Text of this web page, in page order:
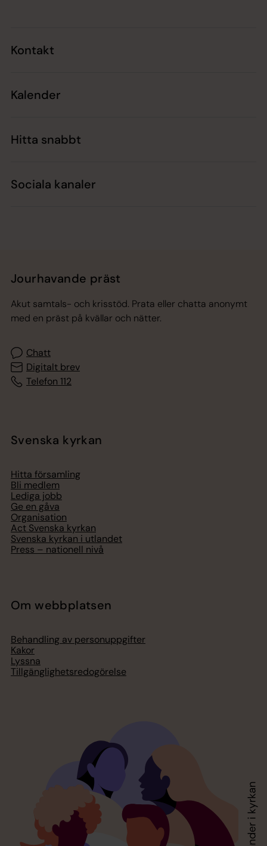
Kontakt
Kalender
Hitta snabbt
Sociala kanaler
Jourhavande präst
Akut samtals- och krisstöd. Prata eller chatta anonymt
med en präst på kvällar och nätter.
Chatt
Digitalt brev
Telefon 112
Svenska kyrkan
Hitta församling
Bli medlem
Lediga jobb
Ge en gåva
Organisation
Act Svenska kyrkan
Svenska kyrkan i utlandet
Press – nationell nivå
Om webbplatsen
Behandling av personuppgifter
Kakor
Lyssna
Tillgänglighetsredogörelse